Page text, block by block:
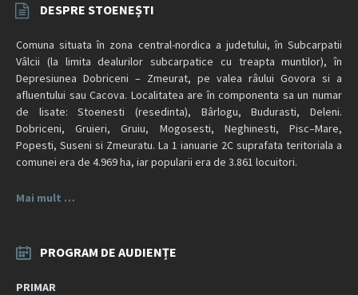
DESPRE STOENEȘTI
Comuna situata în zona central-nordica a judetului, în Subcarpatii
Vâlcii (la limita dealurilor subcarpatice cu treapta muntilor), în
Depresiunea Dobriceni – Zmeurat, pe valea râului Govora si a
afluentului sau Cacova. Localitatea are în componenta sa un numar
de lisate: Stoenesti (resedinta), Bârlogu, Budurasti, Deleni.
Dobriceni, Gruieri, Gruiu, Mogosesti, Neghinesti, Pisc–Mare,
Popesti, Suseni si Zmeuratu. La 1 ianuarie 2C suprafata teritoriala a
comunei era de 4.969 ha, iar popularii era de 3.861 locuitori.
Mai mult …
PROGRAM DE AUDIENȚE
PRIMAR